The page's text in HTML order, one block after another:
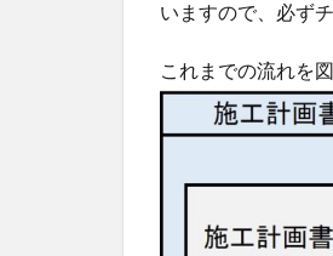
いますので、必ず
これまでの流れを